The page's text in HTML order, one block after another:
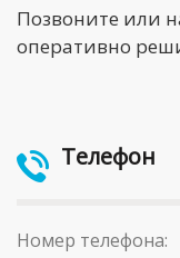
Позвоните или
оперативно
Телефон
Номер телефона: